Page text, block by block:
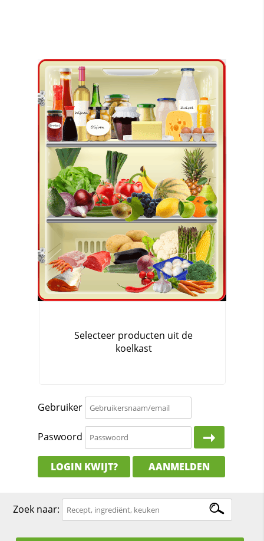
Gebruiker
Paswoord
LOGIN KWIJT? AANMELDEN
Zoek naar: